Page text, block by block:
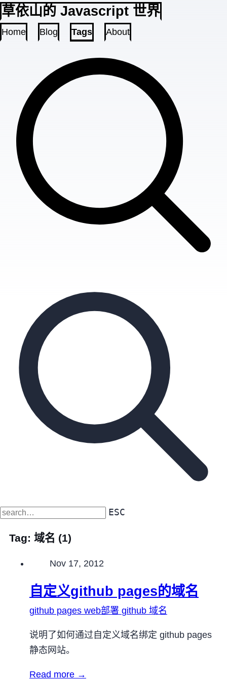
草依山的 Javascript 世界
Home Blog Tags About
ESC
Tag: 域名 (1)
Published on
Nov 17, 2012
自定义github pages的域名
github pages web部署 github 域名
说明了如何通过自定义域名绑定 github pages
静态网站。
Read more →